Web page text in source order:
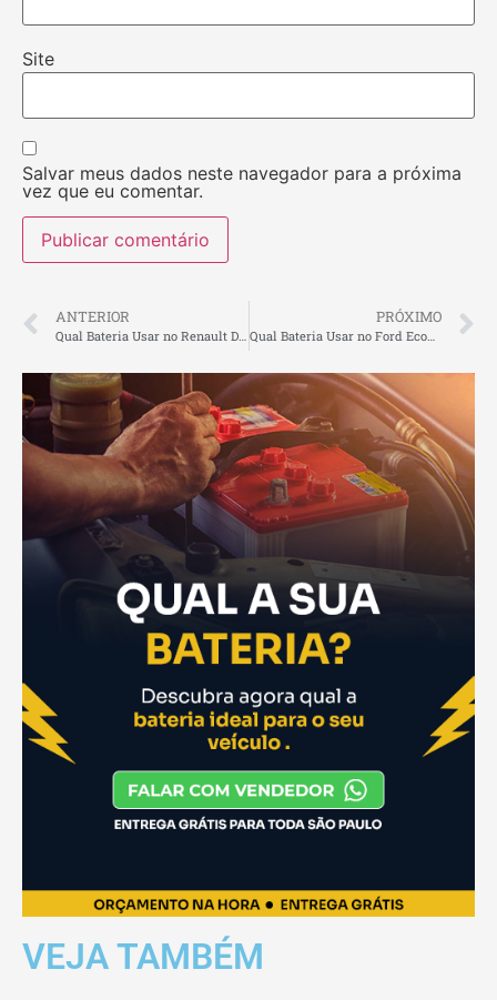
Site
Salvar meus dados neste navegador para a próxima
vez que eu comentar.
ANTERIOR
Qual Bateria Usar no Renault Duster: Guia Completo para o seu SUV
PRÓXIMO
Qual Bateria Usar no Ford EcoSport: Guia Completo para o seu SUV
VEJA TAMBÉM